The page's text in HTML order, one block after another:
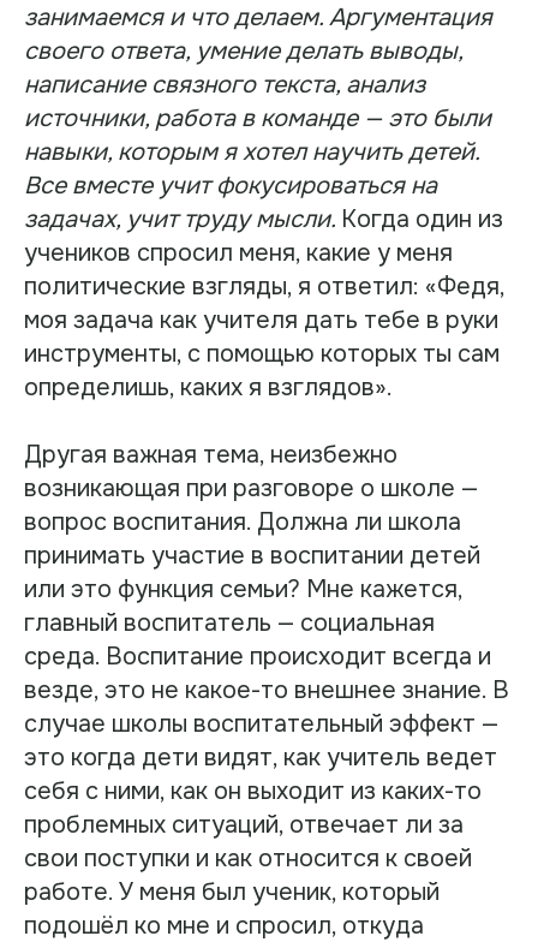
занимаемся и что делаем. Аргументация
своего ответа, умение делать выводы,
написание связного текста, анализ
источники, работа в команде — это были
навыки, которым я хотел научить детей.
Все вместе учит фокусироваться на
задачах, учит труду мысли. Когда один из
учеников спросил меня, какие у меня
политические взгляды, я ответил: «Федя,
моя задача как учителя дать тебе в руки
инструменты, с помощью которых ты сам
определишь, каких я взглядов».
Другая важная тема, неизбежно
возникающая при разговоре о школе —
вопрос воспитания. Должна ли школа
принимать участие в воспитании детей
или это функция семьи? Мне кажется,
главный воспитатель — социальная
среда. Воспитание происходит всегда и
везде, это не какое-то внешнее знание. В
случае школы воспитательный эффект —
это когда дети видят, как учитель ведет
себя с ними, как он выходит из каких-то
проблемных ситуаций, отвечает ли за
свои поступки и как относится к своей
работе. У меня был ученик, который
подошёл ко мне и спросил, откуда